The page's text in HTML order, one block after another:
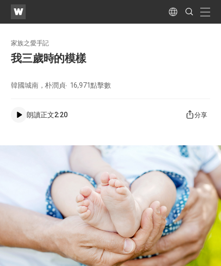
WATV
Language
Search
Submit
家族之愛手記
我三歲時的模樣
韓國城南，朴潤貞 16,971點擊數
朗讀正文2:20 分享